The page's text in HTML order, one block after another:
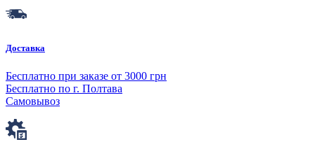
Доставка
Бесплатно при заказе от 3000 грн
Бесплатно по г. Полтава
Самовывоз